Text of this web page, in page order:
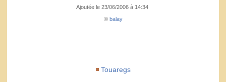
Ajoutée le 23/06/2006 à 14:34
© balay
Touaregs